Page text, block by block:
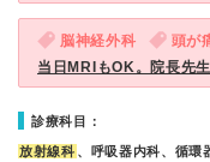
脳神経外科 頭が
当日MRIもOK。院長先
診療科目：
放射線科 、呼吸器内科、循環